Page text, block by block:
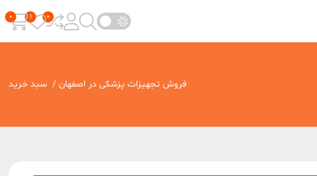
فروش تجهیزات پزشکی در اصفهان / سبد خرید